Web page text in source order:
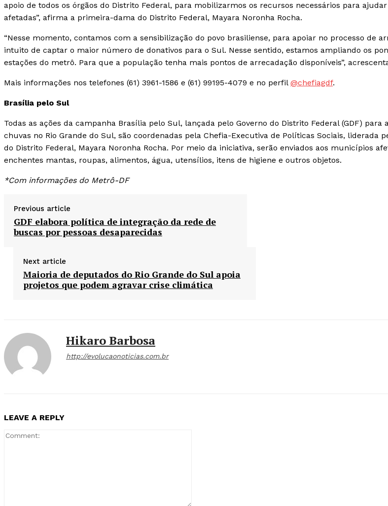
apoio de todos os órgãos do Distrito Federal, para mobilizarmos os recursos necessários para
afetadas”, afirma a primeira-dama do Distrito Federal, Mayara Noronha Rocha.
“Nesse momento, contamos com a sensibilização do povo brasiliense, para apoiar no processo de
intuito de captar o maior número de donativos para o Sul. Nesse sentido, estamos ampliando os
estações do metrô. Para que a população tenha mais pontos de arrecadação disponíveis”,
Mais informações nos telefones (61) 3961-1586 e (61) 99195-4079 e no perfil @chefiagdf.
Brasília pelo Sul
Todas as ações da campanha Brasília pelo Sul, lançada pelo Governo do Distrito Federal (GDF) para
chuvas no Rio Grande do Sul, são coordenadas pela Chefia-Executiva de Políticas Sociais, liderada
do Distrito Federal, Mayara Noronha Rocha. Por meio da iniciativa, serão enviados aos municípios
enchentes mantas, roupas, alimentos, água, utensílios, itens de higiene e outros objetos.
*Com informações do Metrô-DF
Previous article
GDF elabora política de integração da rede de
buscas por pessoas desaparecidas
Next article
Maioria de deputados do Rio Grande do Sul apoia
projetos que podem agravar crise climática
Hikaro Barbosa
http://evolucaonoticias.com.br
LEAVE A REPLY